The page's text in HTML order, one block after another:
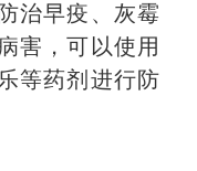
治早疫、灰霉
害，可以使用
等药剂进行防